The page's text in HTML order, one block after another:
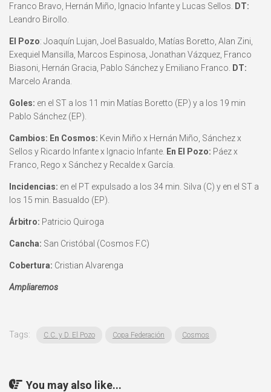
Franco Bravo, Hernán Miño, Ignacio Infante y Lucas Sellos.
DT:
Leandro Birollo.
El Pozo: Joaquín Lujan, Joel Basualdo, Matías Boretto, Alan Zini,
Exequiel Mansilla, Marcos Espinosa, Jonathan Vázquez, Franco
Biasoni, Hernán Gracia, Pablo Sánchez y Emiliano Franco.
DT:
Marcelo Aranda.
Goles: en el ST a los 11 min Matías Boretto (EP) y a los 19 min
Pablo Sánchez (EP).
Cambios: En Cosmos: Kevin Miño x Hernán Miño, Sánchez x
Sellos y Ricardo Infante x Ignacio Infante. En El Pozo: Páez x
Franco, Rego x Sánchez y Recalde x García.
Incidencias: en el PT expulsado a los 34 min. Silva (C) y en el ST a
los 15 min. Basualdo (EP).
Árbitro: Patricio Quiroga
Cancha: San Cristóbal (Cosmos F.C)
Cobertura: Cristian Alvarenga
Ampliaremos
Tags: C.C. y D. El Pozo Copa Federación Cosmos
You may also like...